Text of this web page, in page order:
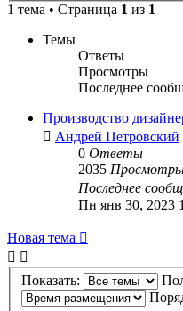
1 тема • Страница 1 из 1
Темы
Ответы
Просмотры
Последнее
Производство
Андрей Петровский
0 Ответы
2035
Последнее
Пн янв 30, 2023
Новая тема
Показать: